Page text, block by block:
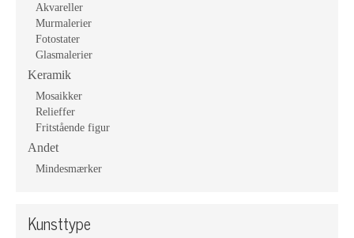
Akvareller
Murmalerier
Fotostater
Glasmalerier
Keramik
Mosaikker
Relieffer
Fritstående figur
Andet
Mindesmærker
Kunsttype